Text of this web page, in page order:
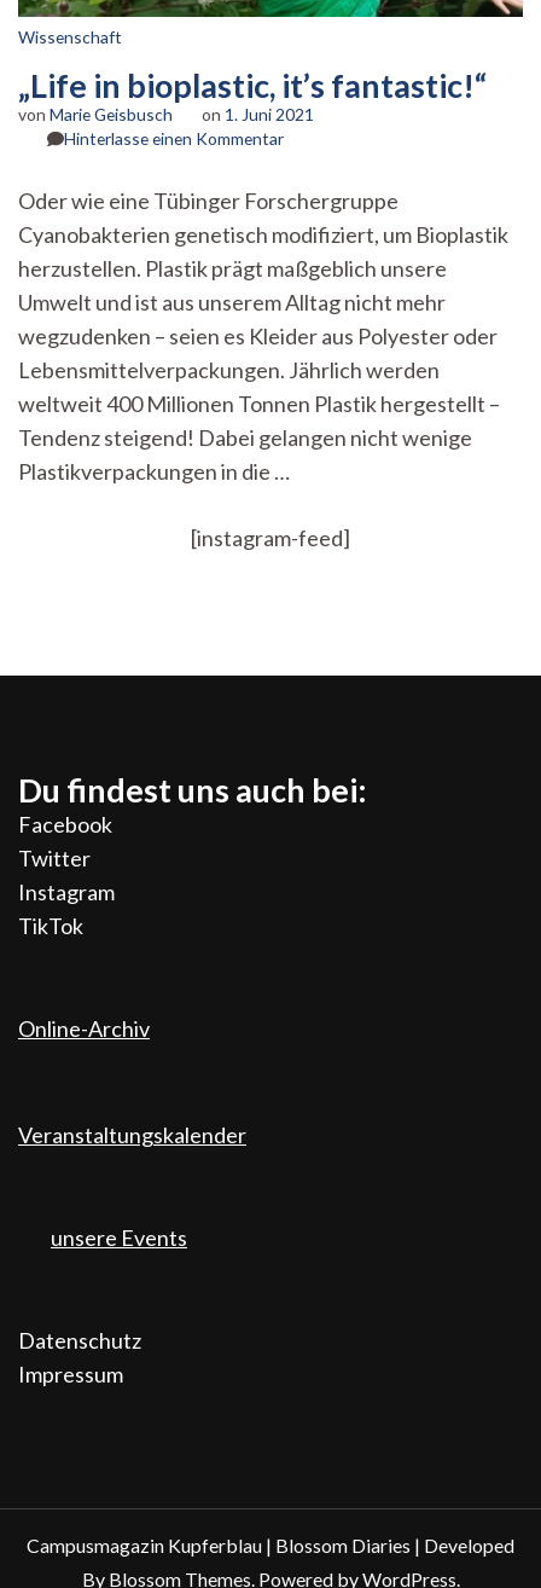
Wissenschaft
„Life in bioplastic, it’s fantastic!“
von Marie Geisbusch on 1. Juni 2021
Hinterlasse einen Kommentarzu
bioplastic,
it’s
fantastic!“
Oder wie eine Tübinger Forschergruppe
Cyanobakterien genetisch modifiziert, um Bioplastik
herzustellen. Plastik prägt maßgeblich unsere
Umwelt und ist aus unserem Alltag nicht mehr
wegzudenken – seien es Kleider aus Polyester oder
Lebensmittelverpackungen. Jährlich werden
weltweit 400 Millionen Tonnen Plastik hergestellt –
Tendenz steigend! Dabei gelangen nicht wenige
Plastikverpackungen in die …
[instagram-feed]
Du findest uns auch bei:
Facebook
Twitter
Instagram
TikTok
Online-Archiv
Veranstaltungskalender
unsere Events
Datenschutz
Impressum
Campusmagazin Kupferblau | Blossom Diaries | Developed
By Blossom Themes. Powered byWordPress.